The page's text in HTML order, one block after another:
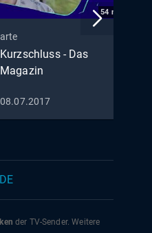
54 min
arte
Kurzschluss - Das
Magazin
08.07.2017
der TV-Sender. Weitere